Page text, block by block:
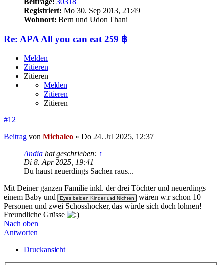
Beiträge: 30318
Registriert: Mo 30. Sep 2013, 21:49
Wohnort: Bern und Udon Thani
Re: APA All you can eat 259 ฿
Melden
Zitieren
Zitieren
Melden
Zitieren
Zitieren
#12
Beitrag von Michaleo » Do 24. Jul 2025, 12:37
Andia hat geschrieben: ↑
Di 8. Apr 2025, 19:41
Du haust neuerdings Sachen raus...
Mit Deiner ganzen Familie inkl. der drei Töchter und neuerdings
einem Baby und
wären wir schon 10
Personen und zwei Schosshocker, das würde sich doch lohnen!
Freundliche Grüsse
Nach oben
Antworten
Druckansicht